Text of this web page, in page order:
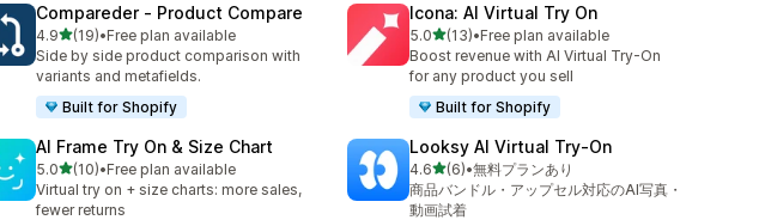
Compareder ‑ Product Compare
4.95つ星中
(19)
合計レビュー数：19件
•Free plan available
Side by side product comparison with
variants and metafields.
Built for Shopify
Icona: AI Virtual Try On
5.05つ星中
(13)
合計レビュー数：13件
•Free plan available
Boost revenue with AI Virtual Try-On
for any product you sell
Built for Shopify
AI Frame Try On & Size Chart
5.05つ星中
(10)
合計レビュー数：10件
•Free plan available
Virtual try on + size charts: more sales,
fewer returns
Looksy AI Virtual Try‑On
4.65つ星中
(6)
合計レビュー数：6件
•無料プランあり
商品バンドル・アップセル対応のAI写真・
動画試着